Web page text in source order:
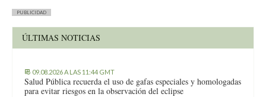
PUBLICIDAD
ÚLTIMAS NOTICIAS
09.08.2026 A LAS 11:44 GMT
Salud Pública recuerda el uso de gafas especiales y homologadas
para evitar riesgos en la observación del eclipse